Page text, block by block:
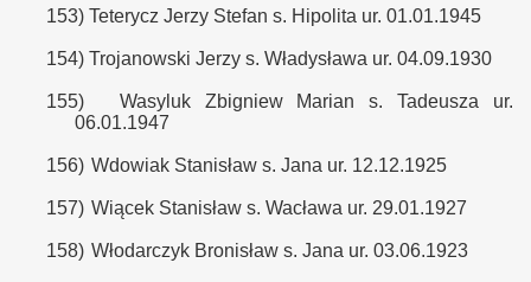
153) Teterycz Jerzy Stefan s. Hipolita ur. 01.01.1945
154) Trojanowski Jerzy s. Władysława ur. 04.09.1930
155)
Wasyluk Zbigniew Marian s. Tadeusza ur.
06.01.1947
156) Wdowiak Stanisław s. Jana ur. 12.12.1925
157) Wiącek Stanisław s. Wacława ur. 29.01.1927
158) Włodarczyk Bronisław s. Jana ur. 03.06.1923